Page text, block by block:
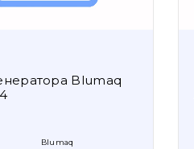
Blumaq
Blumaq